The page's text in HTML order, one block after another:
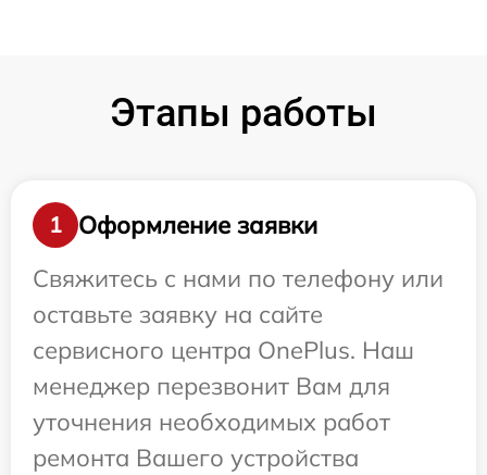
Этапы работы
1
Оформление заявки
Свяжитесь с нами по телефону или
оставьте заявку на сайте
сервисного центра OnePlus. Наш
менеджер перезвонит Вам для
уточнения необходимых работ
ремонта Вашего устройства